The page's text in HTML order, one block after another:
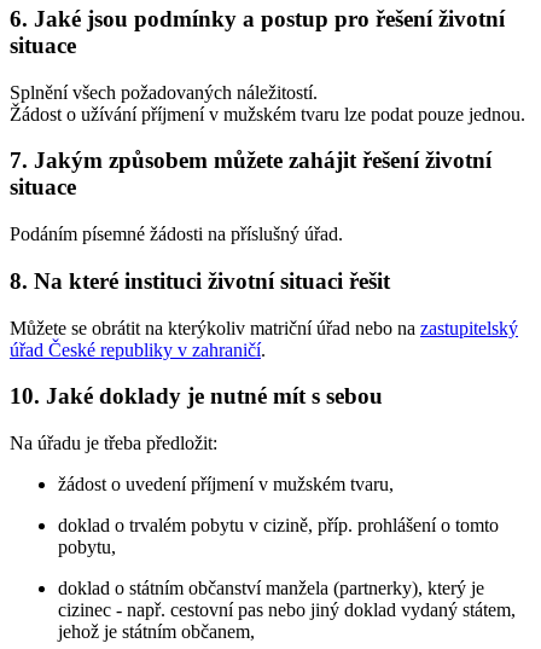
6. Jaké jsou podmínky a postup pro řešení životní
situace
Splnění všech požadovaných náležitostí.
Žádost o užívání příjmení v mužském tvaru lze podat pouze jednou.
7. Jakým způsobem můžete zahájit řešení životní
situace
Podáním písemné žádosti na příslušný úřad.
8. Na které instituci životní situaci řešit
Můžete se obrátit na kterýkoliv matriční úřad nebo na zastupitelský
úřad České republiky v zahraničí.
10. Jaké doklady je nutné mít s sebou
Na úřadu je třeba předložit:
žádost o uvedení příjmení v mužském tvaru,
doklad o trvalém pobytu v cizině, příp. prohlášení o tomto
pobytu,
doklad o státním občanství manžela (partnerky), který je
cizinec - např. cestovní pas nebo jiný doklad vydaný státem,
jehož je státním občanem,